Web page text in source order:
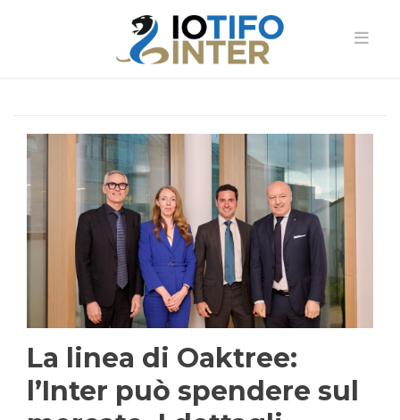
La linea di Oaktree:
l’Inter può spendere sul